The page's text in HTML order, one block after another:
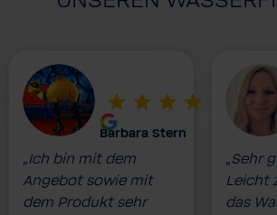
Barbara Stern
„Ich bin mit dem
Angebot sowie mit
dem Produkt sehr
„Sehr
Leicht
das